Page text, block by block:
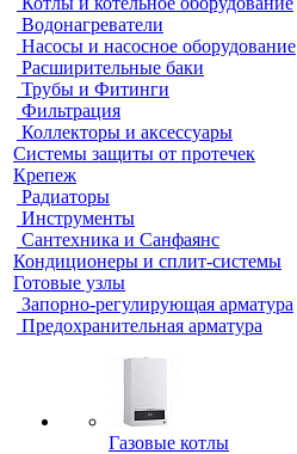
Водонагреватели
Насосы и насосное оборудование
Расширительные баки
Трубы и Фитинги
Фильтрация
Коллекторы и аксессуары
Системы защиты от протечек
Крепеж
Радиаторы
Инструменты
Сантехника и Санфаянс
Кондиционеры и сплит-системы
Готовые узлы
Запорно-регулирующая арматура
Предохранительная арматура
Газовые котлы